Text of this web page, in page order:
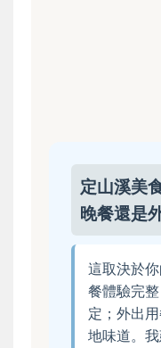
定山溪美
晚餐還是
這取決於
餐體驗完
定；外出
地味道。